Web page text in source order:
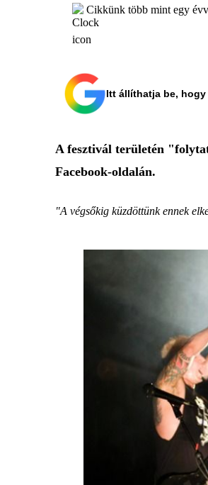
Cikkünk több mint egy
Itt állíthatja be,
A fesztivál területén
Facebook-oldalán.
"A végsőkig küzdöttünk ennek